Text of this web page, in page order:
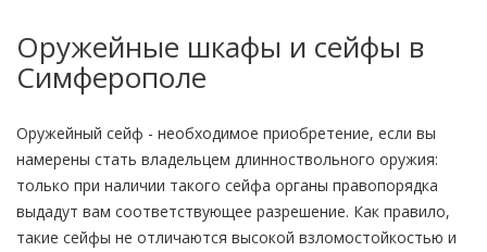
Оружейные шкафы и сейфы в
Симферополе
Оружейный сейф - необходимое приобретение, если вы
намерены стать владельцем длинноствольного оружия:
только при наличии такого сейфа органы правопорядка
выдадут вам соответствующее разрешение. Как правило,
такие сейфы не отличаются высокой взломостойкостью и